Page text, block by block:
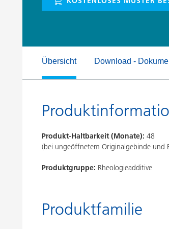
Druckfarben
Übersicht Download -
Produkt-Haltbarkeit (Monate): 48
(bei ungeöffnetem Originalgebinde und
Produktgruppe: Rheologieadditive
Produktfamilie